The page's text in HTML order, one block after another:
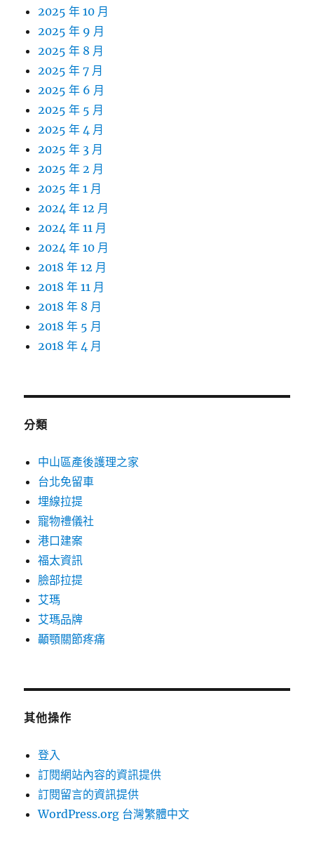
2025 年 10 月
2025 年 9 月
2025 年 8 月
2025 年 7 月
2025 年 6 月
2025 年 5 月
2025 年 4 月
2025 年 3 月
2025 年 2 月
2025 年 1 月
2024 年 12 月
2024 年 11 月
2024 年 10 月
2018 年 12 月
2018 年 11 月
2018 年 8 月
2018 年 5 月
2018 年 4 月
分類
中山區產後護理之家
台北免留車
埋線拉提
寵物禮儀社
港口建案
福太資訊
臉部拉提
艾瑪
艾瑪品牌
顳顎關節疼痛
其他操作
登入
訂閱網站內容的資訊提供
訂閱留言的資訊提供
WordPress.org 台灣繁體中文